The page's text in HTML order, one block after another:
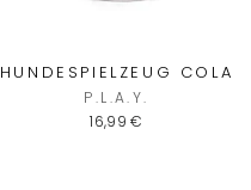
HUNDESPIELZEUG COLA
P.L.A.Y.
16,99 €